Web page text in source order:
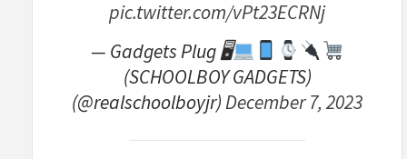
pic.twitter.com/vPt23ECRNj
— Gadgets Plug 🖥
(SCHOOLBOY GADGETS)
(@realschoolboyjr)December 7, 2023